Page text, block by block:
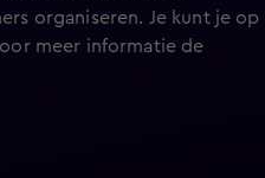
organiseren. Je kunt je op
meer informatie de